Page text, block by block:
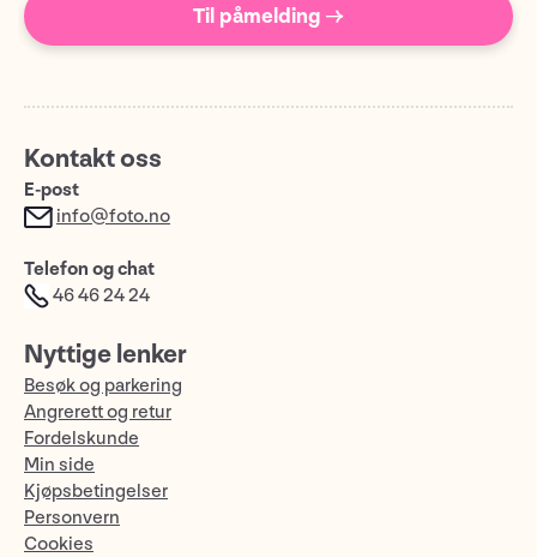
Til påmelding →
Kontakt oss
E-post
info@foto.no
Telefon og chat
46 46 24 24
Nyttige lenker
Besøk og parkering
Angrerett og retur
Fordelskunde
Min side
Kjøpsbetingelser
Personvern
Cookies